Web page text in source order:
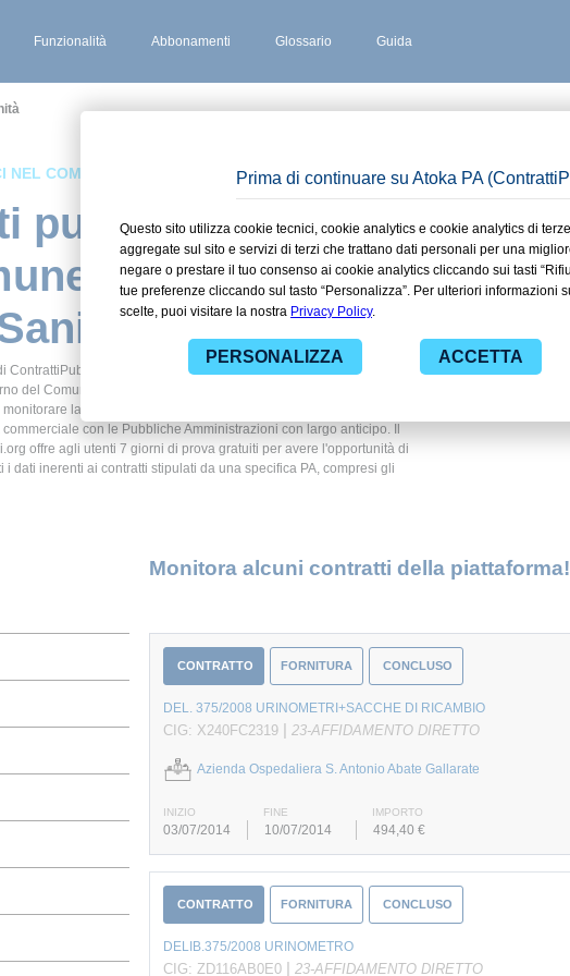
Funzionalità Abbonamenti Glossario Guida
NEL COMUNE DI LOZZA
pubblici stipulati
di Lozza in
ContrattiPubblici.org potrai avere ad alcuni dei contratti presenti nella
del Comune di Lozza in ambito Sanità. Grazie alle funzionalità di
la scadenza dei contratti pubblici di tuo interesse e
con le Pubbliche Amministrazioni con largo anticipo. Il
offre agli utenti 7 giorni di prova gratuiti per avere l'opportunità di
i dati inerenti ai contratti stipulati da una specifica PA, compresi gli
Monitora alcuni contratti della piattaforma!
CONTRATTO FORNITURA CONCLUSO
DEL. 375/2008 URINOMETRI+SACCHE DI RICAMBIO
CIG: X240FC2319 | 23-AFFIDAMENTO DIRETTO
Azienda Ospedaliera S. Antonio Abate Gallarate
INIZIO FINE IMPORTO
03/07/2014 10/07/2014 494,40 €
CONTRATTO FORNITURA CONCLUSO
DELIB.375/2008 URINOMETRO
CIG: ZD116AB0E0 | 23-AFFIDAMENTO DIRETTO